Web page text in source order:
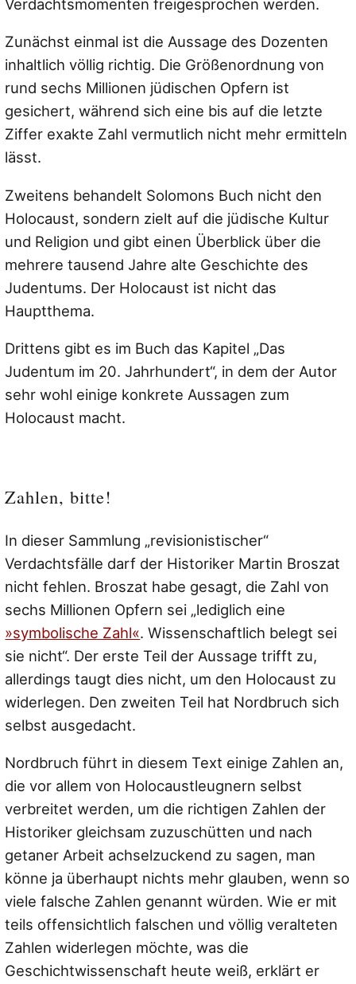
Verdachtsmomenten freigesprochen werden.
Zunächst einmal ist die Aussage des Dozenten
inhaltlich völlig richtig. Die Größenordnung von
rund sechs Millionen jüdischen Opfern ist
gesichert, während sich eine bis auf die letzte
Ziffer exakte Zahl vermutlich nicht mehr ermitteln
lässt.
Zweitens behandelt Solomons Buch nicht den
Holocaust, sondern zielt auf die jüdische Kultur
und Religion und gibt einen Überblick über die
mehrere tausend Jahre alte Geschichte des
Judentums. Der Holocaust ist nicht das
Hauptthema.
Drittens gibt es im Buch das Kapitel „Das
Judentum im 20. Jahrhundert“, in dem der Autor
sehr wohl einige konkrete Aussagen zum
Holocaust macht.
Zahlen, bitte!
In dieser Sammlung „revisionistischer“
Verdachtsfälle darf der Historiker Martin Broszat
nicht fehlen. Broszat habe gesagt, die Zahl von
sechs Millionen Opfern sei „lediglich eine
»symbolische Zahl«. Wissenschaftlich belegt sei
sie nicht“. Der erste Teil der Aussage trifft zu,
allerdings taugt dies nicht, um den Holocaust zu
widerlegen. Den zweiten Teil hat Nordbruch sich
selbst ausgedacht.
Nordbruch führt in diesem Text einige Zahlen an,
die vor allem von Holocaustleugnern selbst
verbreitet werden, um die richtigen Zahlen der
Historiker gleichsam zuzuschütten und nach
getaner Arbeit achselzuckend zu sagen, man
könne ja überhaupt nichts mehr glauben, wenn so
viele falsche Zahlen genannt würden. Wie er mit
teils offensichtlich falschen und völlig veralteten
Zahlen widerlegen möchte, was die
Geschichtwissenschaft heute weiß, erklärt er